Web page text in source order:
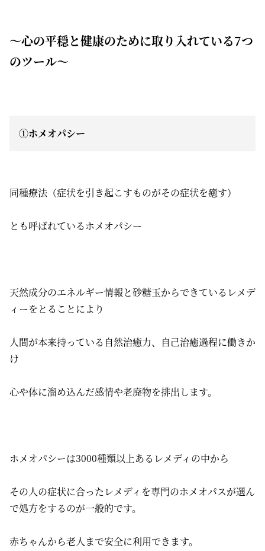
〜心の平穏と健康のために取り入れている7つ
のツール〜
①ホメオパシー
同種療法（症状を引き起こすものがその症状を癒す）
とも呼ばれているホメオパシー
天然成分のエネルギー情報と砂糖玉からできているレメデ
ィーをとることにより
人間が本来持っている自然治癒力、自己治癒過程に働きか
け
心や体に溜め込んだ感情や老廃物を排出します。
ホメオパシーは3000種類以上あるレメディの中から
その人の症状に合ったレメディを専門のホメオパスが選ん
で処方をするのが一般的です。
赤ちゃんから老人まで安全に利用できます。